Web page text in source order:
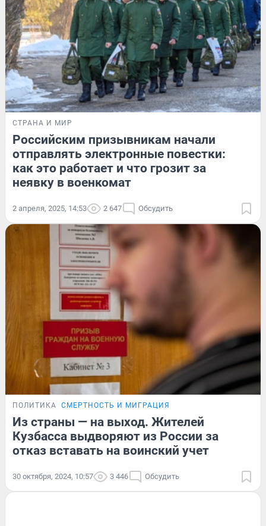
СТРАНА И МИР
Российским призывникам начали
отправлять электронные повестки:
как это работает и что грозит за
неявку в военкомат
2 апреля, 2025, 14:53 2 647 Обсудить
ПОЛИТИКА СМЕРТНОСТЬ И МИГРАЦИЯ
Из страны — на выход. Жителей
Кузбасса выдворяют из России за
отказ вставать на воинский учет
30 октября, 2024, 10:57 3 446 Обсудить